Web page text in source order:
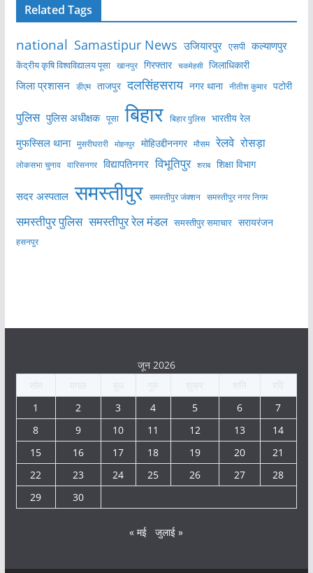
Related Tags
national Samastipur News उजियारपुर एसपी कल्याणपुर
केंद्रीय कृषि विश्वविद्यालय पूसा खानपुर गिरफ्तार चकमेहसी जिलाधिकारी
जिला प्रशासन डीएम ताजपुर दलसिंहसराय नगर थाना नीतीश कुमार पटोरी
पुलिस पुलिस अधीक्षक पूसा बिहार बिहार पुलिस भारतीय रेल
मुफस्सिल थाना मुसरीघरारी मोहनपुर मोहिउद्दीननगर मौसम रेलवे रोसड़ा
लोकसभा चुनाव वारिसनगर विद्यापतिनगर विभूतिपुर शराब शिक्षा विभाग
सदर अस्पताल समस्तीपुर समस्तीपुर जंक्शन समस्तीपुर नगर निगम
समस्तीपुर पुलिस समस्तीपुर रेल मंडल समस्तीपुर समाचार सरायरंजन
हसनपुर
जून 2026
1
2 3 4 5 6
7
8
9 10 11 12 13
14
15
16 17 18 19 20
21
22
23 24 25 26 27
28
29
30
« मई जुलाई »